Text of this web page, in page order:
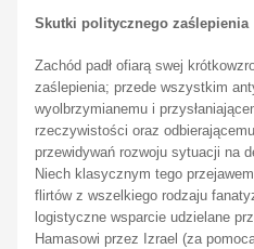
Skutki politycznego zaślepienia
Zachód padł ofiarą swej
zaślepienia; przede wszystkim
wyolbrzymianemu i
rzeczywistości oraz
przewidywań rozwoju sytuacji na
Niech klasycznym tego
flirtów z wszelkiego rodzaju
logistyczne wsparcie udzielane
Hamasowi przez Izrael (za